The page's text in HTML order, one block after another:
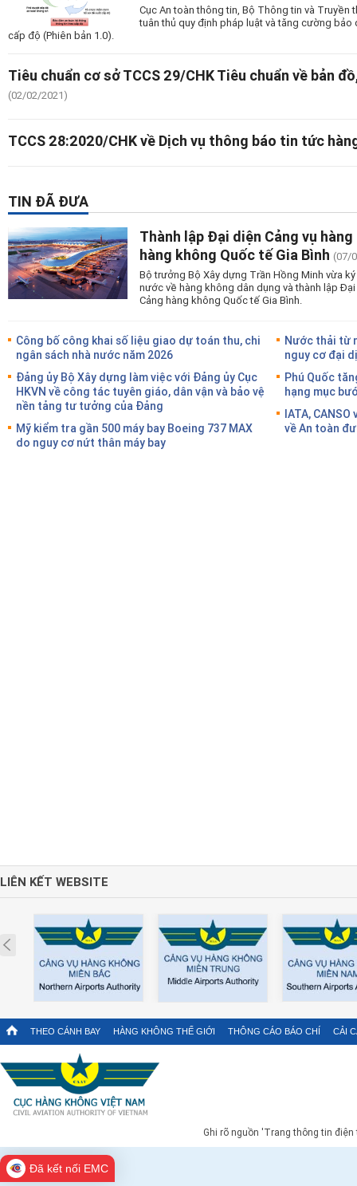
Cục An toàn thông tin, Bộ Thông tin và Truyền
tuân thủ quy định pháp luật và tăng cường
cấp độ (Phiên bản 1.0).
Tiêu chuẩn cơ sở TCCS 29/CHK Tiêu chuẩn về bản
(02/02/2021)
TCCS 28:2020/CHK về Dịch vụ thông báo tin tức
TIN ĐÃ ĐƯA
Thành lập Đại diện Cảng vụ
hàng không Quốc tế Gia Bình (07/
Bộ trưởng Bộ Xây dựng Trần Hồng Minh vừa
nước về hàng không dân dụng và thành lập
Cảng hàng không Quốc tế Gia Bình.
Công bố công khai số liệu giao dự toán thu, chi
ngân sách nhà nước năm 2026
Đảng ủy Bộ Xây dựng làm việc với Đảng ủy Cục
HKVN về công tác tuyên giáo, dân vận và bảo vệ
nền tảng tư tưởng của Đảng
Mỹ kiểm tra gần 500 máy bay Boeing 737 MAX
do nguy cơ nứt thân máy bay
Nước thải từ
nguy cơ đại
Phú Quốc
hạng mục
IATA,
về An toàn
LIÊN KẾT WEBSITE
Prev
THEO CÁNH BAY HÀNG KHÔNG THẾ GIỚI THÔNG CÁO BÁO CHÍ CẢI
Ghi rõ nguồn 'Trang thông tin
Đã kết nối EMC